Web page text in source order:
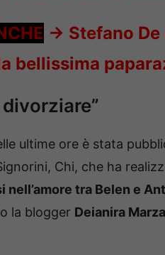
-> Stefano
bellissima
ultime ore è stata
Chi, che ha
nell’amore tra Belen e
la blogger Deianira